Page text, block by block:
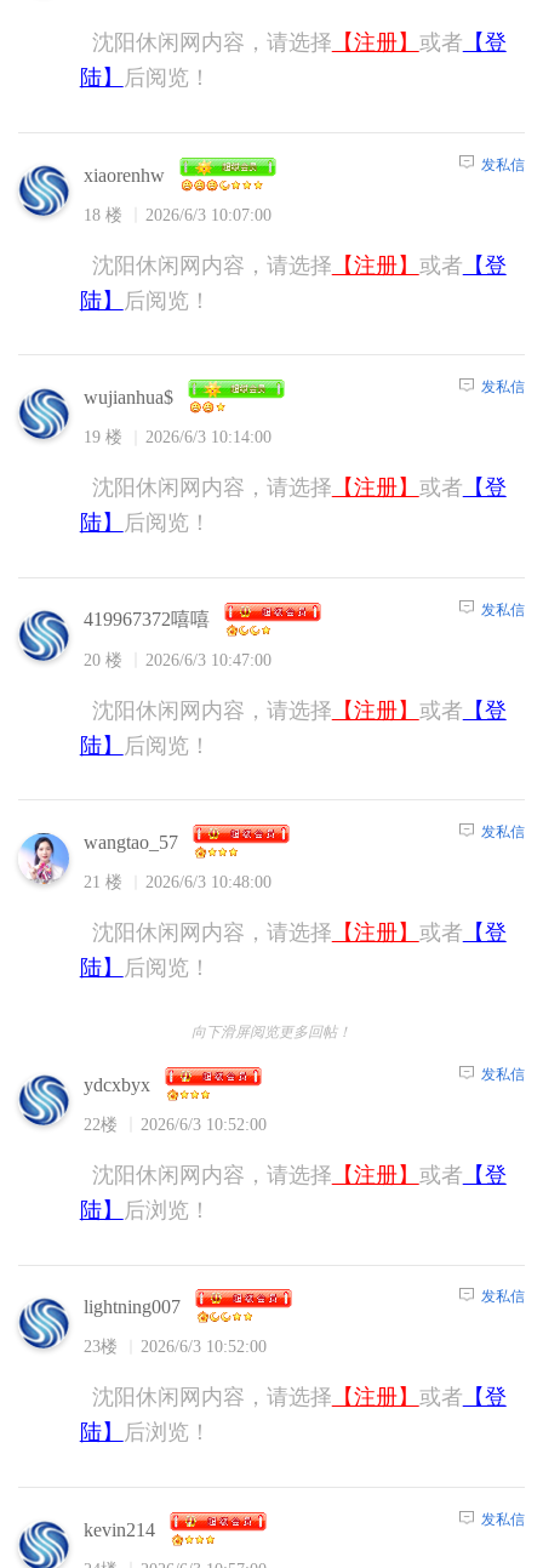
沈阳休闲网内容，请选择 【注册】 或者 【登
陆】
后阅览！
xiaorenhw
18 楼 2026/6/3 10:07:00
发私信
沈阳休闲网内容，请选择 【注册】 或者 【登
陆】
后阅览！
wujianhua$
19 楼 2026/6/3 10:14:00
发私信
沈阳休闲网内容，请选择 【注册】 或者 【登
陆】
后阅览！
419967372嘻嘻
20 楼 2026/6/3 10:47:00
发私信
沈阳休闲网内容，请选择 【注册】 或者 【登
陆】
后阅览！
wangtao_57
21 楼 2026/6/3 10:48:00
发私信
沈阳休闲网内容，请选择 【注册】 或者 【登
陆】
后阅览！
向下滑屏阅览更多回帖！
ydcxbyx
22楼 2026/6/3 10:52:00
发私信
沈阳休闲网内容，请选择 【注册】 或者 【登
陆】
后浏览！
lightning007
23楼 2026/6/3 10:52:00
发私信
沈阳休闲网内容，请选择 【注册】 或者 【登
陆】
后浏览！
kevin214 发私信